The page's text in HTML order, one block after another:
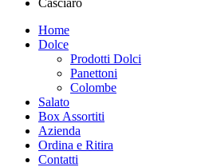
Home
Dolce
Prodotti Dolci
Panettoni
Colombe
Salato
Box Assortiti
Azienda
Ordina e Ritira
Contatti